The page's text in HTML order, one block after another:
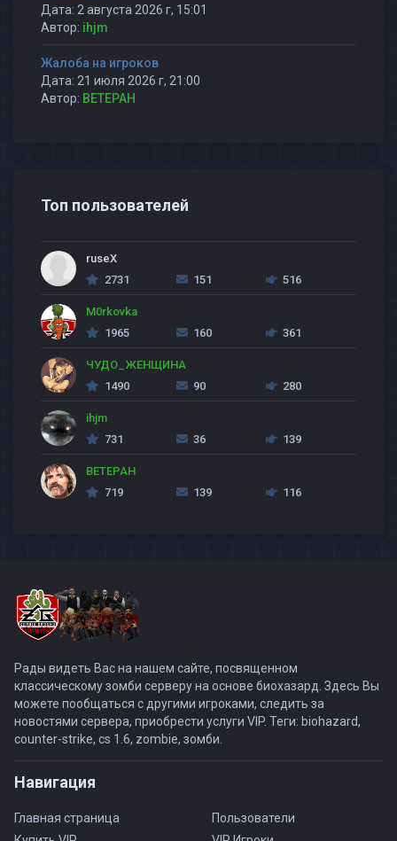
Дата: 2 августа 2026 г, 15:01
Автор: ihjm
Жалоба на игроков
Дата: 21 июля 2026 г, 21:00
Автор: BETEPAH
Топ пользователей
ruseX
2731
151 516
M0rkovka
1965
160 361
ЧУДО_ЖЕНЩИНА
1490
90 280
ihjm
731
36 139
BETEPAH
719
139 116
Рады видеть Вас на нашем сайте, посвященном
классическому зомби серверу на основе биохазард. Здесь Вы
можете пообщаться с другими игроками, следить за
новостями сервера, приобрести услуги VIP. Теги: biohazard,
counter-strike, cs 1.6, zombie, зомби.
Навигация
Главная страница
Пользователи